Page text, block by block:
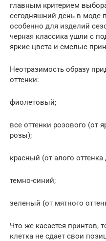
главным критерием
сегодняшний день в моде
особенно для изделий
черная классика ушли с
яркие цвета и смелые
Неотразимость образу
оттенки:
фиолетовый;
все оттенки розового (от
розы);
красный (от алого
темно-синий;
зеленый (от мятного
Что же касается принтов,
клетка не сдает свои